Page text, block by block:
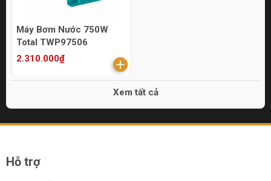
Máy Bơm Nước 750W
Total TWP97506
2.310.000₫
Xem tất cả
Hỗ trợ